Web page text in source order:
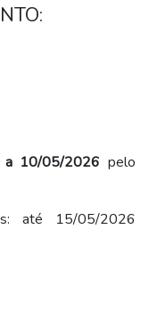
10/05/2026 pelo
até 15/05/2026